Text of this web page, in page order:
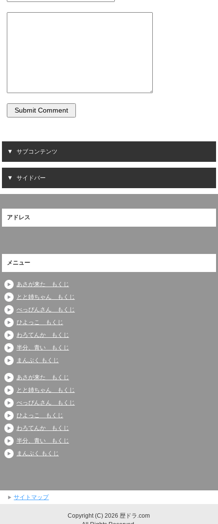
サブコンテンツ
サイドバー
アドレス
メニュー
あさが来た もくじ
とと姉ちゃん もくじ
べっぴんさん もくじ
ひよっこ もくじ
わろてんか もくじ
半分、青い もくじ
まんぷく もくじ
あさが来た もくじ
とと姉ちゃん もくじ
べっぴんさん もくじ
ひよっこ もくじ
わろてんか もくじ
半分、青い もくじ
まんぷく もくじ
サイトマップ
Copyright (C) 2026 歴ドラ.com